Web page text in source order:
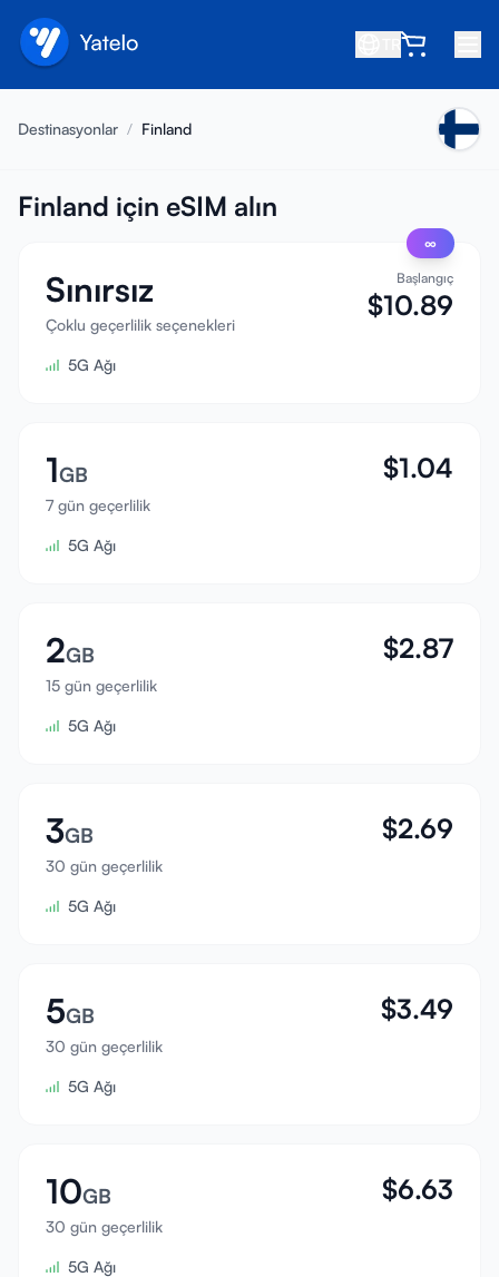
Hakkında
Arkadaş davet et
Ortak ol
Yardım Merkezi
Cihaz Uyumluluğu
Giriş Yap
Destinasyonlar / Finland
Finland için eSIM alın
∞
Sınırsız
Çoklu geçerlilik seçenekleri
Başlangıç
$10.89
5G Ağı
1GB
7 gün geçerlilik
$1.04
5G Ağı
2GB
15 gün geçerlilik
$2.87
5G Ağı
3GB
30 gün geçerlilik
$2.69
5G Ağı
5GB
30 gün geçerlilik
$3.49
5G Ağı
10GB
30 gün geçerlilik
$6.63
5G Ağı